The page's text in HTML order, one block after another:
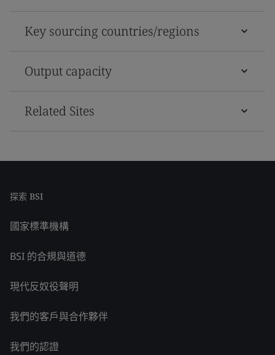
Key sourcing countries/regions
Output capacity
Related Sites
探索 BSI
國家標準機構
BSI 的合規與道德
現代反奴役聲明
我們的客戶與合作夥伴
我們的認證